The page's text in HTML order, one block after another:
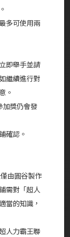
多可使用兩
即舉手並請
繼續進行對
。
獎仍會發
確認。
由圓谷製作
需對「超人
當的知識，
人力霸王聯